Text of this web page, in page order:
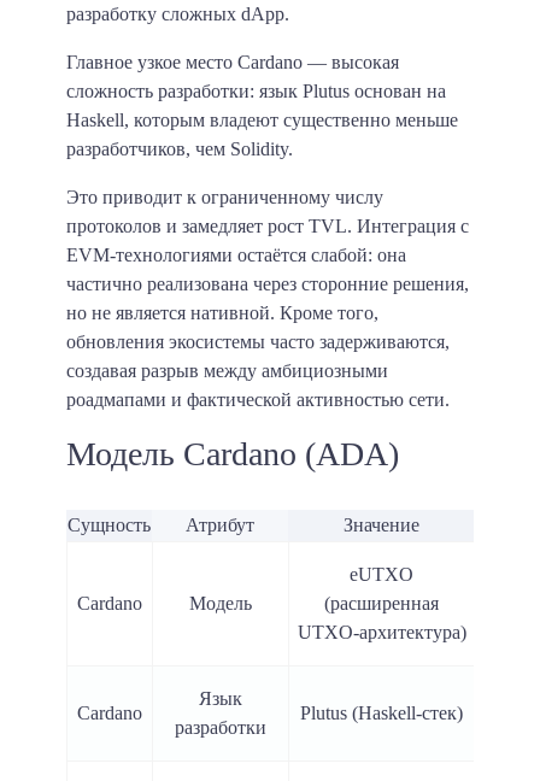
разработку сложных dApp.
Главное узкое место Cardano — высокая
сложность разработки: язык Plutus основан на
Haskell, которым владеют существенно меньше
разработчиков, чем Solidity.
Это приводит к ограниченному числу
протоколов и замедляет рост TVL. Интеграция с
EVM-технологиями остаётся слабой: она
частично реализована через сторонние решения,
но не является нативной. Кроме того,
обновления экосистемы часто задерживаются,
создавая разрыв между амбициозными
роадмапами и фактической активностью сети.
Модель Cardano (ADA)
Сущность Атрибут Значение
Cardano Модель
eUTXO
(расширенная
UTXO-архитектура)
Cardano
Язык
разработки
Plutus (Haskell-стек)